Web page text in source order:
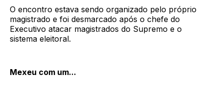
O encontro estava sendo organizado pelo próprio
magistrado e foi desmarcado após o chefe do
Executivo atacar magistrados do Supremo e o
sistema eleitoral.
Mexeu com um...